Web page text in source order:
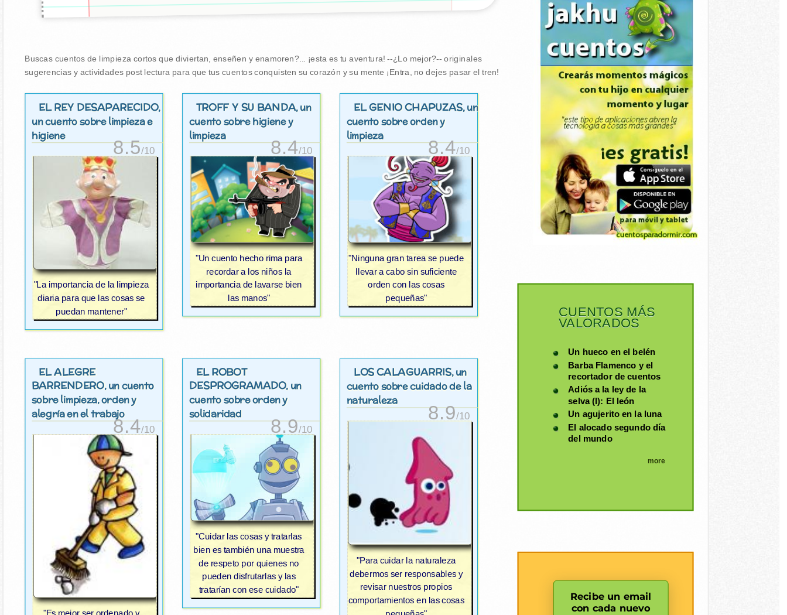
Buscas cuentos de limpieza cortos que diviertan, enseñen y enamoren?... ¡esta es tu aventura! --¿Lo mejor?-- originales
sugerencias y actividades post lectura para que tus cuentos conquisten su corazón y su mente ¡Entra, no dejes pasar el tren!
EL REY DESAPARECIDO,
un cuento sobre limpieza e
higiene
8.5/10
"La importancia de la limpieza
diaria para que las cosas se
puedan mantener"
TROFF Y SU BANDA, un
cuento sobre higiene y
limpieza
8.4/10
"Un cuento hecho rima para
recordar a los niños la
importancia de lavarse bien
las manos"
EL GENIO CHAPUZAS, un
cuento sobre orden y
limpieza
8.4/10
"Ninguna gran tarea se puede
llevar a cabo sin suficiente
orden con las cosas
pequeñas"
EL ALEGRE
BARRENDERO, un cuento
sobre limpieza, orden y
alegría en el trabajo
8.4/10
EL ROBOT
DESPROGRAMADO, un
cuento sobre orden y
solidaridad
8.9/10
"Cuidar las cosas y tratarlas
bien es también una muestra
de respeto por quienes no
pueden disfrutarlas y las
tratarían con ese cuidado"
LOS CALAGUARRIS, un
cuento sobre cuidado de la
naturaleza
8.9/10
"Para cuidar la naturaleza
debermos ser responsables y
revisar nuestros propios
comportamientos en las cosas
CUENTOS MÁS
VALORADOS
Un hueco en el belén
Barba Flamenco y el
recortador de cuentos
Adiós a la ley de la
selva (I): El león
Un agujerito en la luna
El alocado segundo día
del mundo
more
Recibe un email
con cada nuevo